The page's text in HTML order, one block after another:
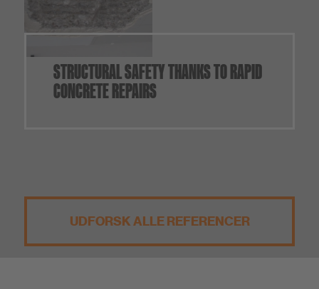
STRUCTURAL SAFETY THANKS TO RAPID
CONCRETE REPAIRS
UDFORSK ALLE REFERENCER